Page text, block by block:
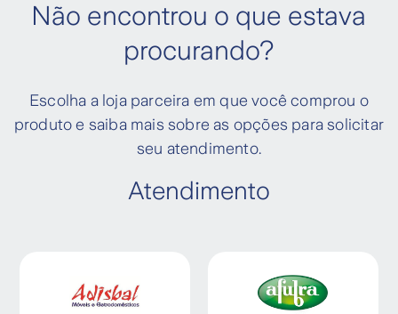
Não encontrou o que estava
procurando?
Escolha a loja parceira em que você comprou o
produto e saiba mais sobre as opções para solicitar
seu atendimento.
Atendimento